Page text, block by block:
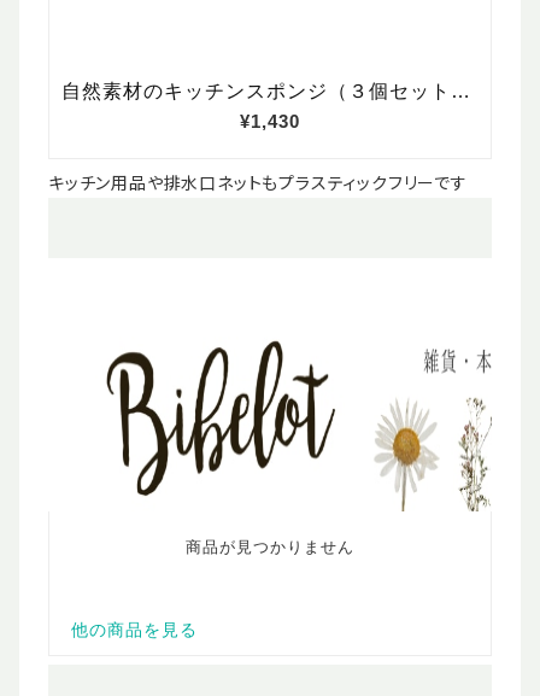
キッチン用品や排水口ネットもプラスティックフリーです